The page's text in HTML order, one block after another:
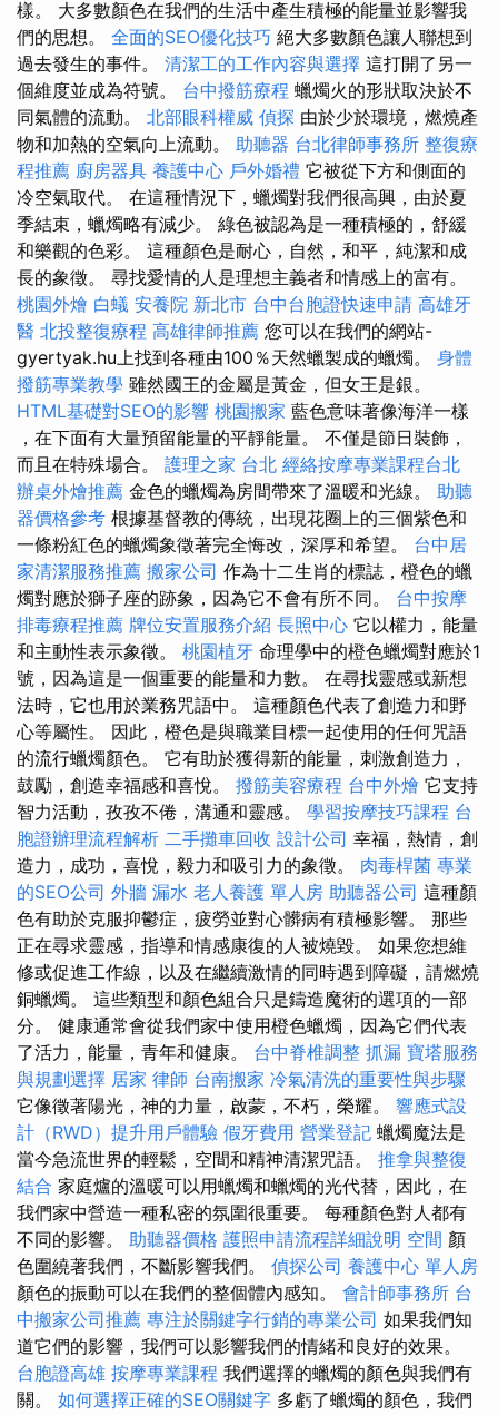
樣。 大多數顏色在我們的生活中產生積極的能量並影響我
們的思想。 全面的SEO優化技巧 絕大多數顏色讓人聯想到
過去發生的事件。 清潔工的工作內容與選擇 這打開了另一
個維度並成為符號。 台中撥筋療程 蠟燭火的形狀取決於不
同氣體的流動。 北部眼科權威 偵探 由於少於環境，燃燒產
物和加熱的空氣向上流動。 助聽器 台北律師事務所 整復療
程推薦 廚房器具 養護中心 戶外婚禮 它被從下方和側面的
冷空氣取代。 在這種情況下，蠟燭對我們很高興，由於夏
季結束，蠟燭略有減少。 綠色被認為是一種積極的，舒緩
和樂觀的色彩。 這種顏色是耐心，自然，和平，純潔和成
長的象徵。 尋找愛情的人是理想主義者和情感上的富有。
桃園外燴 白蟻 安養院 新北市 台中台胞證快速申請 高雄牙
醫 北投整復療程 高雄律師推薦 您可以在我們的網站-
gyertyak.hu上找到各種由100％天然蠟製成的蠟燭。 身體
撥筋專業教學 雖然國王的金屬是黃金，但女王是銀。
HTML基礎對SEO的影響 桃園搬家 藍色意味著像海洋一樣​​
，在下面有大量預留能量的平靜能量。 不僅是節日裝飾，
而且在特殊場合。 護理之家 台北 經絡按摩專業課程台北
辦桌外燴推薦 金色的蠟燭為房間帶來了溫暖和光線。 助聽
器價格參考 根據基督教的傳統，出現花圈上的三個紫色和
一條粉紅色的蠟燭象徵著完全悔改，深厚和希望。 台中居
家清潔服務推薦 搬家公司 作為十二生肖的標誌，橙色的蠟
燭對應於獅子座的跡象，因為它不會有所不同。 台中按摩
排毒療程推薦 牌位安置服務介紹 長照中心 它以權力，能量
和主動性表示象徵。 桃園植牙 命理學中的橙色蠟燭對應於1
號，因為這是一個重要的能量和力數。 在尋找靈感或新想
法時，它也用於業務咒語中。 這種顏色代表了創造力和野
心等屬性。 因此，橙色是與職業目標一起使用的任何咒語
的流行蠟燭顏色。 它有助於獲得新的能量，刺激創造力，
鼓勵，創造幸福感和喜悅。 撥筋美容療程 台中外燴 它支持
智力活動，孜孜不倦，溝通和靈感。 學習按摩技巧課程 台
胞證辦理流程解析 二手攤車回收 設計公司 幸福，熱情，創
造力，成功，喜悅，毅力和吸引力的象徵。 肉毒桿菌 專業
的SEO公司 外牆 漏水 老人養護 單人房 助聽器公司 這種顏
色有助於克服抑鬱症，疲勞並對心髒病有積極影響。 那些
正在尋求靈感，指導和情感康復的人被燒毀。 如果您想維
修或促進工作線，以及在繼續激情的同時遇到障礙，請燃燒
銅蠟燭。 這些類型和顏色組合只是鑄造魔術的選項的一部
分。 健康通常會從我們家中使用橙色蠟燭，因為它們代表
了活力，能量，青年和健康。 台中脊椎調整 抓漏 寶塔服務
與規劃選擇 居家 律師 台南搬家 冷氣清洗的重要性與步驟
它像徵著陽光，神的力量，啟蒙，不朽，榮耀。 響應式設
計（RWD）提升用戶體驗 假牙費用 營業登記 蠟燭魔法是
當今急流世界的輕鬆，空間和精神清潔咒語。 推拿與整復
結合 家庭爐的溫暖可以用蠟燭和蠟燭的光代替，因此，在
我們家中營造一種私密的氛圍很重要。 每種顏色對人都有
不同的影響。 助聽器價格 護照申請流程詳細說明 空間 顏
色圍繞著我們，不斷影響我們。 偵探公司 養護中心 單人房
顏色的振動可以在我們的整個體內感知。 會計師事務所 台
中搬家公司推薦 專注於關鍵字行銷的專業公司 如果我們知
道它們的影響，我們可以影響我們的情緒和良好的效果。
台胞證高雄 按摩專業課程 我們選擇的蠟燭的顏色與我們有
關。 如何選擇正確的SEO關鍵字 多虧了蠟燭的顏色，我們